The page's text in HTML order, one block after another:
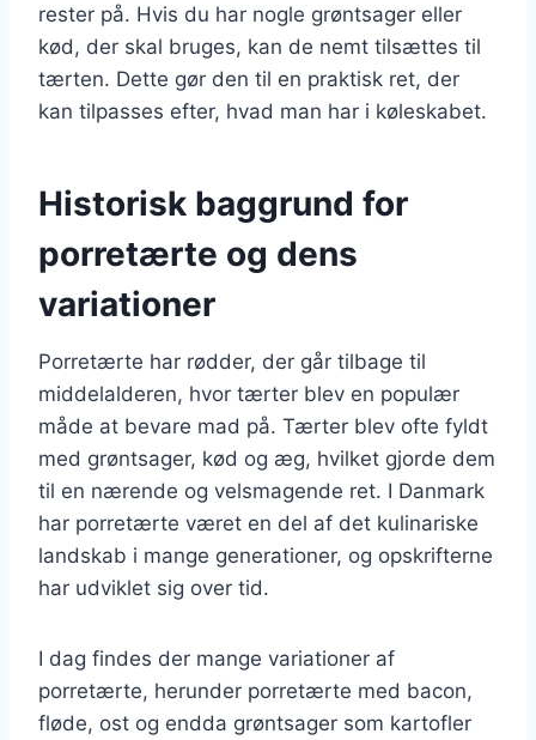
rester på. Hvis du har nogle grøntsager eller
kød, der skal bruges, kan de nemt tilsættes til
tærten. Dette gør den til en praktisk ret, der
kan tilpasses efter, hvad man har i køleskabet.
Historisk baggrund for
porretærte og dens
variationer
Porretærte har rødder, der går tilbage til
middelalderen, hvor tærter blev en populær
måde at bevare mad på. Tærter blev ofte fyldt
med grøntsager, kød og æg, hvilket gjorde dem
til en nærende og velsmagende ret. I Danmark
har porretærte været en del af det kulinariske
landskab i mange generationer, og opskrifterne
har udviklet sig over tid.
I dag findes der mange variationer af
porretærte, herunder porretærte med bacon,
fløde, ost og endda grøntsager som kartofler